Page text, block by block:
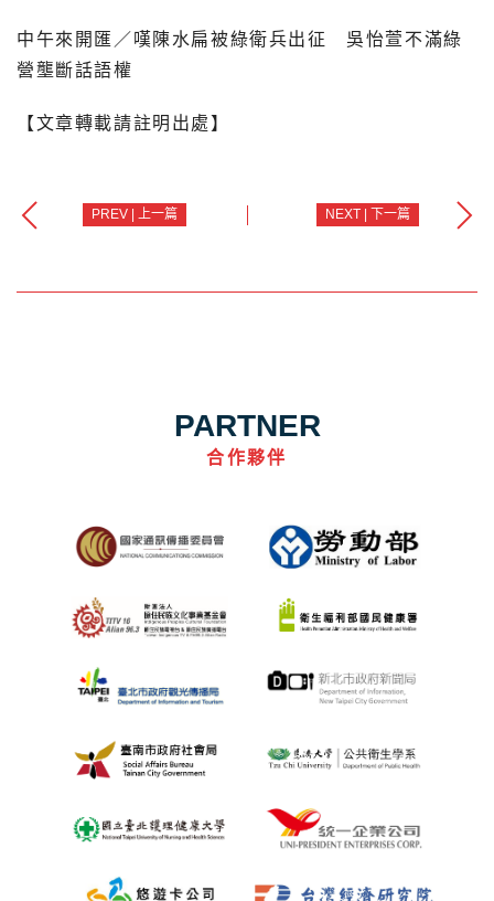
中午來開匯／嘆陳水扁被綠衛兵出征 吳怡萱不滿綠
營壟斷話語權
【文章轉載請註明出處】
PREV | 上一篇 NEXT | 下一篇
PARTNER
合作夥伴